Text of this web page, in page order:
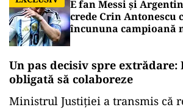
E fan Messi și
crede Crin Antonescu
încununa campioană
Un pas decisiv spre extrădare:
obligată să colaboreze
Ministrul Justiției a transmis că